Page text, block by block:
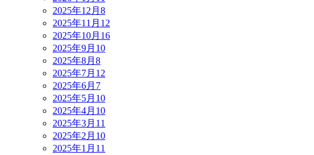
2025年12月 8
2025年11月 12
2025年10月 16
2025年9月 10
2025年8月 8
2025年7月 12
2025年6月 7
2025年5月 10
2025年4月 10
2025年3月 11
2025年2月 10
2025年1月 11